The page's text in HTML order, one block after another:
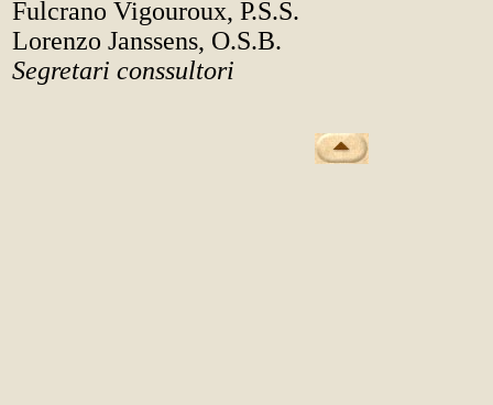
Fulcrano Vigouroux, P.S.S.
Lorenzo Janssens, O.S.B.
Segretari conssultori